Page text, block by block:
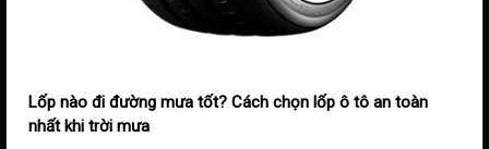
Lốp nào đi đường mưa tốt? Cách chọn lốp ô tô an toàn
nhất khi trời mưa